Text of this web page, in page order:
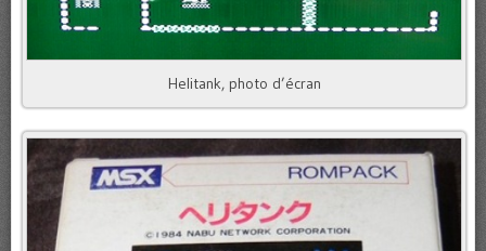
Helitank, photo d’écran